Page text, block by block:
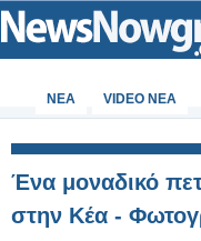
ΝΕΑ VIDEO NEA
Ένα μοναδικό
στην Κέα -